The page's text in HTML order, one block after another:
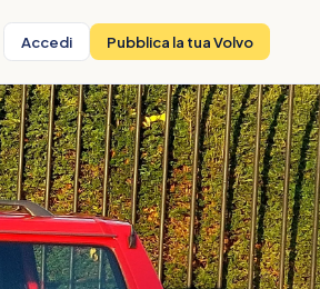
Accedi Pubblica la tua Volvo